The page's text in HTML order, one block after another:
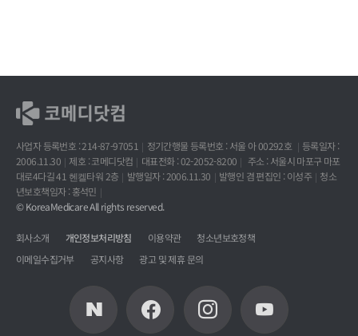
사업자 등록번호 : 214-87-97051 정기간행물 등록번호 : 서울 아 00292호
등록일자 :
2006.11.30
제호 : 코메디닷컴 대표전화 : 02-2052-8200
주소 : 서울시 마포구 마포
대로4다길 41 헨켈타워 2층
발행일자 : 2006.11.30 발행인 겸 편집인 : 이성주
청소
년보호책임자 : 홍석민
© KoreaMedicare All rights reserved.
회사소개 개인정보처리방침 이용약관
청소년보호정책
이메일수집거부
공지사항 광고 및 제휴 문의